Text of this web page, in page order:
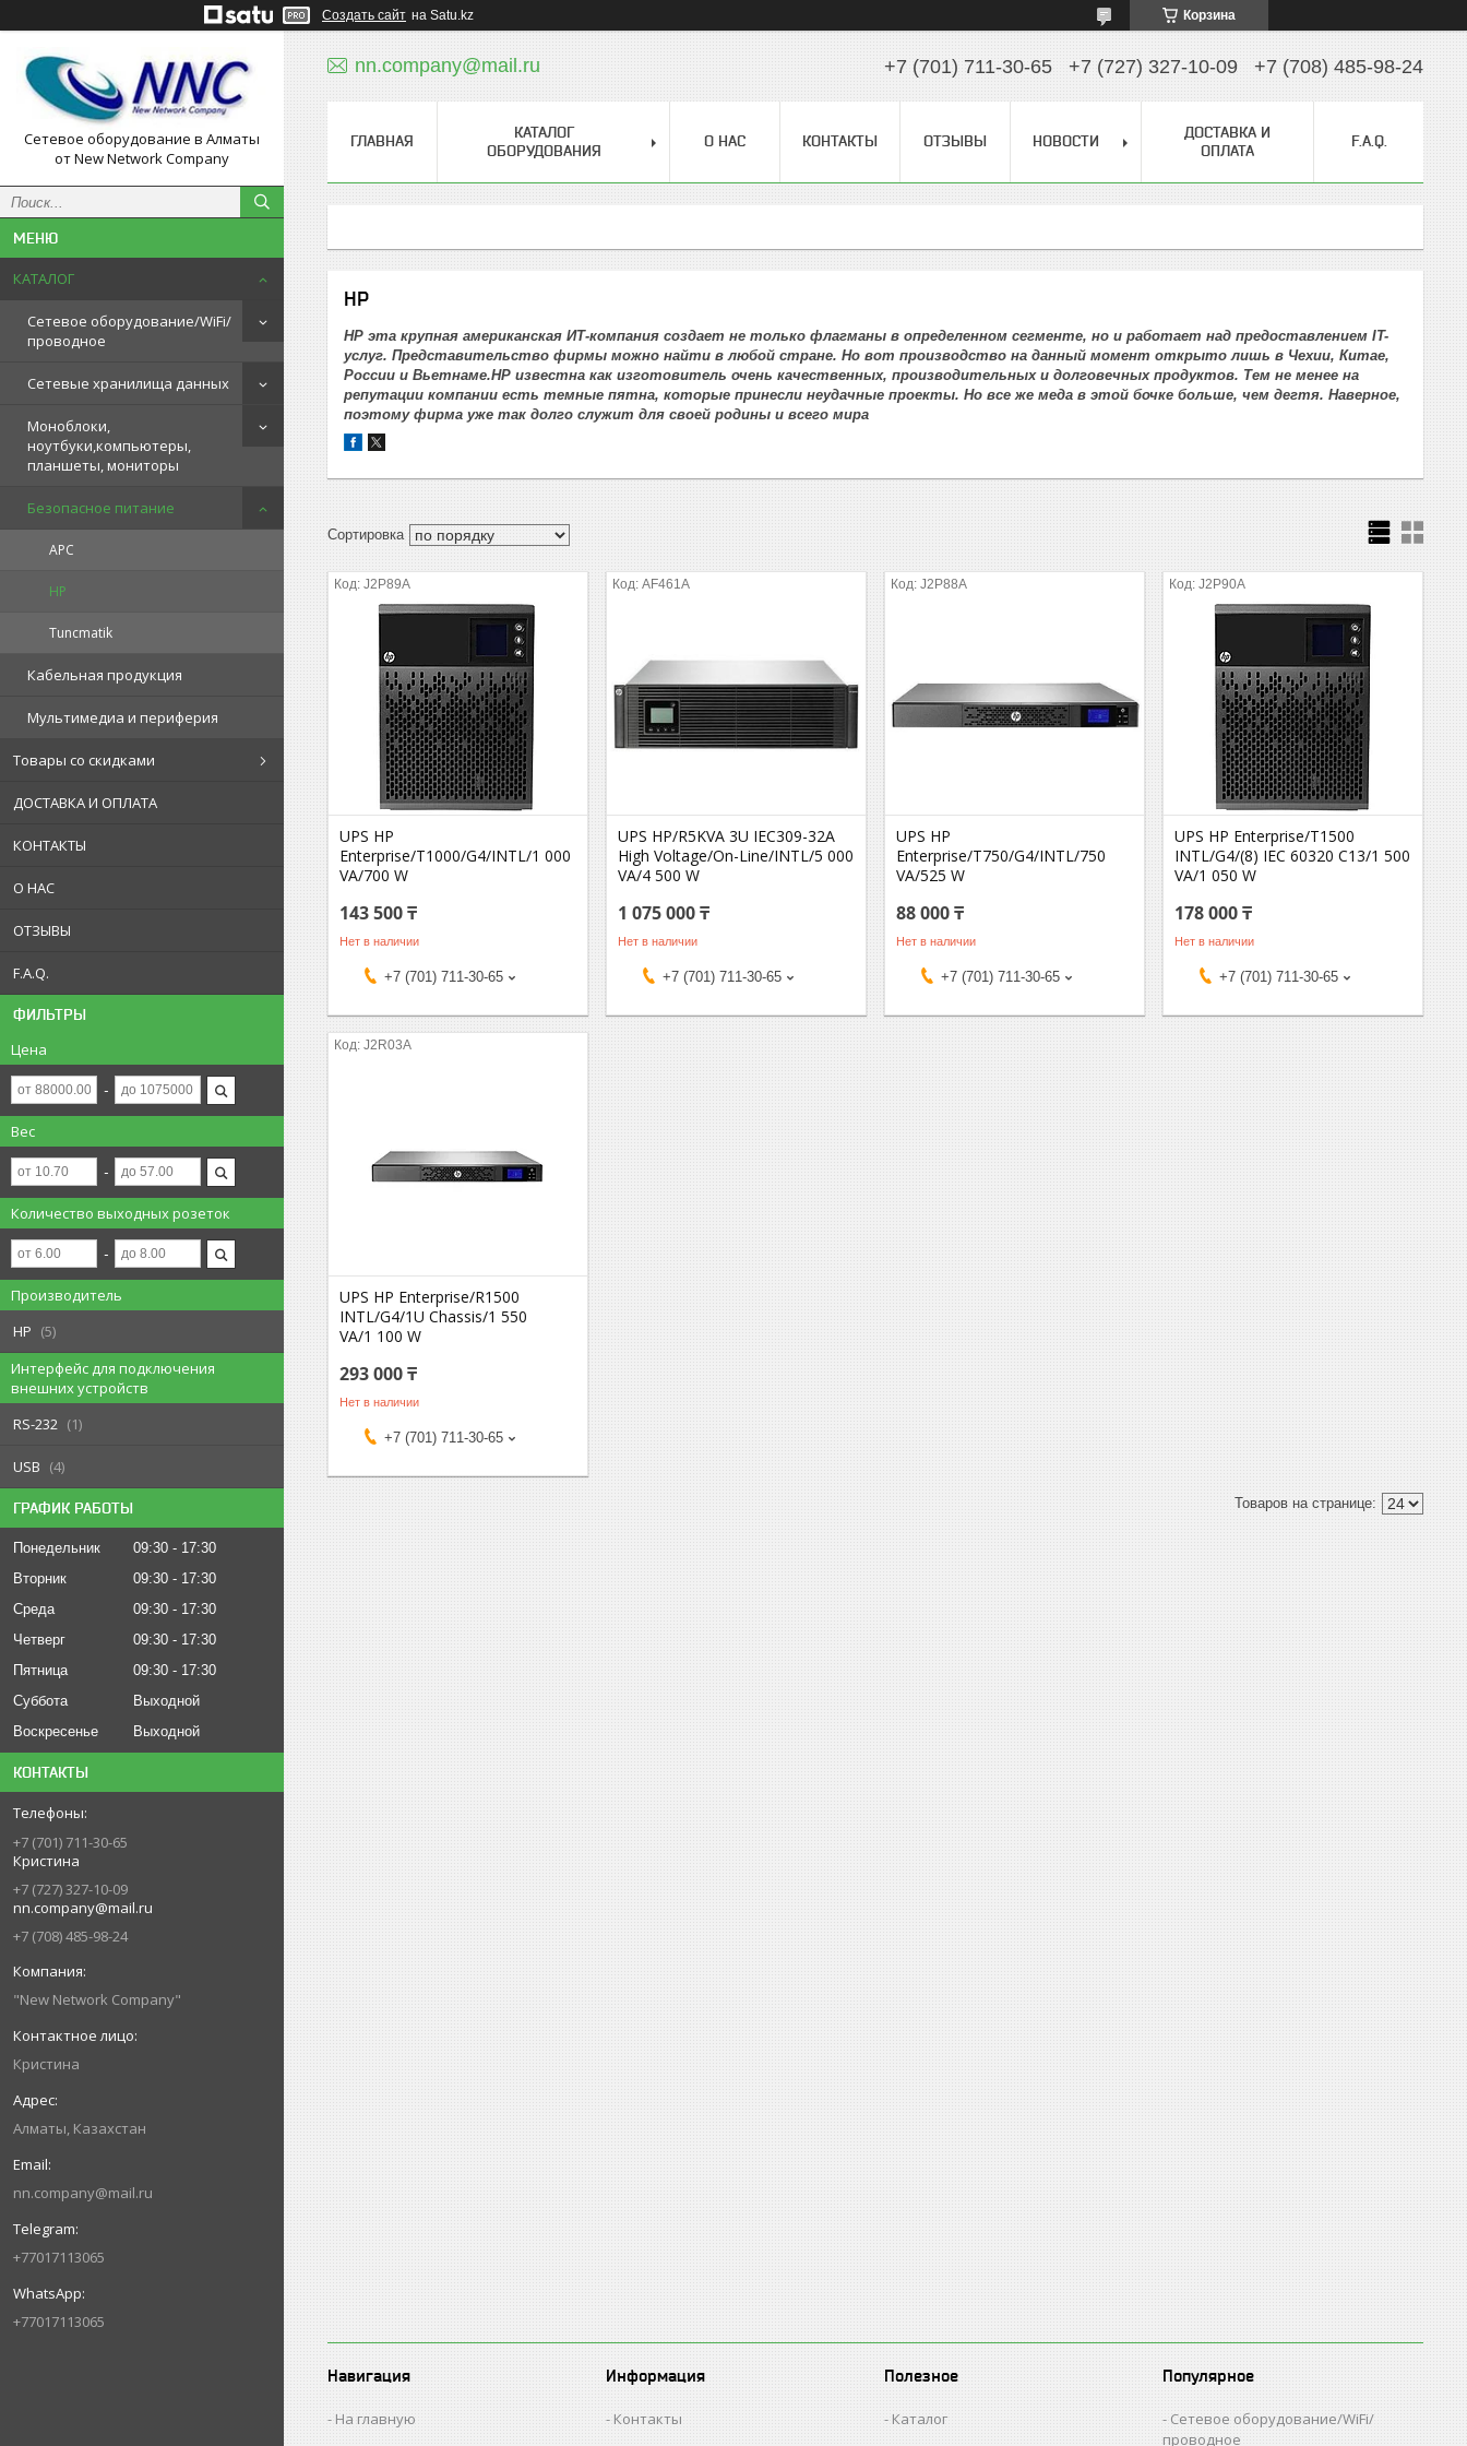
Создать сайт на Satu.kz Корзина
Сетевое оборудование в Алматы
от New Network Company
КАТАЛОГ
Сетевое оборудование/WiFi/
проводное
Сетевые хранилища данных
Моноблоки,
ноутбуки,компьютеры,
планшеты, мониторы
Безопасное питание
APC
HP
Tuncmatik
Кабельная продукция
Мультимедиа и периферия
Товары со скидками
ДОСТАВКА И ОПЛАТА
КОНТАКТЫ
О НАС
ОТЗЫВЫ
F.A.Q.
ФИЛЬТРЫ
Цена
Вес
Количество выходных розеток
Производитель
HP
5
Интерфейс для подключения
внешних устройств
RS-232
1
USB 4
ГРАФИК РАБОТЫ
Понедельник 09:30
17:30
Вторник
09:30
17:30
Среда
09:30
17:30
Четверг
09:30
17:30
Пятница
09:30
17:30
Суббота
Выходной
Воскресенье
Выходной
КОНТАКТЫ
+7 (701) 711-30-65
Кристина
+7 (727) 327-10-09
nn.company@mail.ru
+7 (708) 485-98-24
"New Network Company"
Кристина
Алматы, Казахстан
nn.company@mail.ru
+77017113065
+77017113065
nn.company@mail.ru +7 (701) 711-30-65 +7 (727) 327-10-09 +7 (708) 485-98-24
ГЛАВНАЯ
КАТАЛОГ
ОБОРУДОВАНИЯ
О НАС КОНТАКТЫ ОТЗЫВЫ НОВОСТИ
ДОСТАВКА И
ОПЛАТА
F.A.Q.
HP
HP эта крупная американская ИТ-компания создает не только флагманы в определенном сегменте, но и работает над предоставлением IT-
услуг. Представительство фирмы можно найти в любой стране. Но вот производство на данный момент открыто лишь в Чехии, Китае,
России и Вьетнаме.HP известна как изготовитель очень качественных, производительных и долговечных продуктов. Тем не менее на
репутации компании есть темные пятна, которые принесли неудачные проекты. Но все же меда в этой бочке больше, чем дегтя. Наверное,
поэтому фирма уже так долго служит для своей родины и всего мира
J2P89A
UPS HP
Enterprise/T1000/G4/INTL/1 000
VА/700 W
143 500 ₸
Нет в наличии
+7 (701) 711-30-65
AF461A
UPS HP/R5KVA 3U IEC309-32A
High Voltage/On-Line/INTL/5 000
VА/4 500 W
1 075 000 ₸
Нет в наличии
+7 (701) 711-30-65
J2P88A
UPS HP
Enterprise/T750/G4/INTL/750
VА/525 W
88 000 ₸
Нет в наличии
+7 (701) 711-30-65
J2P90A
UPS HP Enterprise/T1500
INTL/G4/(8) IEC 60320 C13/1 500
VА/1 050 W
178 000 ₸
Нет в наличии
+7 (701) 711-30-65
J2R03A
UPS HP Enterprise/R1500
INTL/G4/1U Chassis/1 550
VА/1 100 W
293 000 ₸
Нет в наличии
+7 (701) 711-30-65
Навигация
На главную
Информация
Контакты
Полезное
Каталог
Популярное
Сетевое оборудование/WiFi/
проводное